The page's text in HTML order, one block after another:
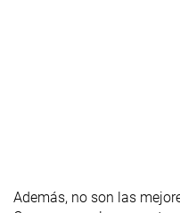
Profundidad
3.5 mm
Además, no son las